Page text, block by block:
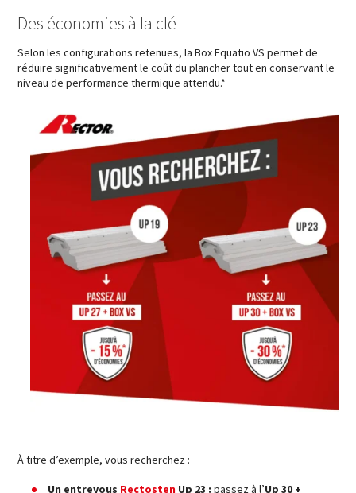
Des économies à la clé
Selon les configurations retenues, la Box Equatio VS permet de
réduire significativement le coût du plancher tout en conservant le
niveau de performance thermique attendu.*
À titre d’exemple, vous recherchez :
Un entrevous Rectosten Up 23 : passez à l’Up 30 +